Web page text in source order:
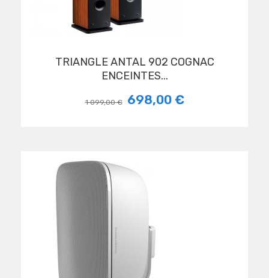
TRIANGLE ANTAL 902 COGNAC
ENCEINTES...
1 099,00 € 698,00 €